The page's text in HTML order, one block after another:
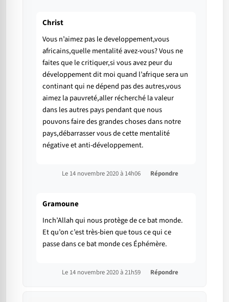
Christ
Vous n’aimez pas le developpement,vous
africains,quelle mentalité avez-vous? Vous ne
faites que le critiquer,si vous avez peur du
développement dit moi quand l’afrique sera un
continant qui ne dépend pas des autres,vous
aimez la pauvreté,aller récherché la valeur
dans les autres pays pendant que nous
pouvons faire des grandes choses dans notre
pays,débarrasser vous de cette mentalité
négative et anti-développement.
Le 14 novembre 2020 à 14h06 Répondre
Gramoune
Inch’Allah qui nous protège de ce bat monde.
Et qu’on c’est très-bien que tous ce qui ce
passe dans ce bat monde ces Éphémère.
Le 14 novembre 2020 à 21h59 Répondre